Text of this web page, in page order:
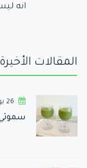
انه
المقالات الأخيرة
26 يوليو,2026
سموثي